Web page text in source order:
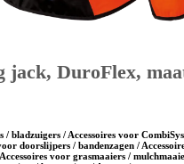
jack, DuroFlex,
/ bladzuigers / Accessoires voor
doorslijpers / bandenzagen /
voor grasmaaiers /